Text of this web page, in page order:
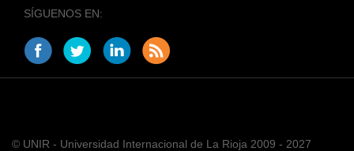
SÍGUENOS EN:
© UNIR - Universidad Internacional de La Rioja 2009 - 2027